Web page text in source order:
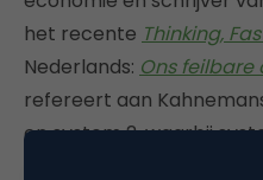
het recente Thinking,
Nederlands: Ons feilbare
refereert aan
en system 2, waarbij